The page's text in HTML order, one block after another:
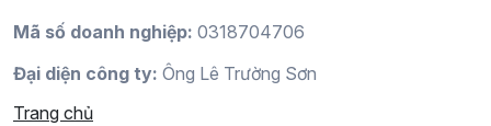
Mã số doanh nghiệp: 0318704706
Đại diện công ty: Ông Lê Trường Sơn
Trang chủ